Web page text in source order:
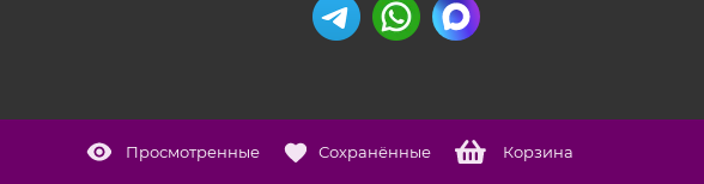
Просмотренные Сохранённые Корзина